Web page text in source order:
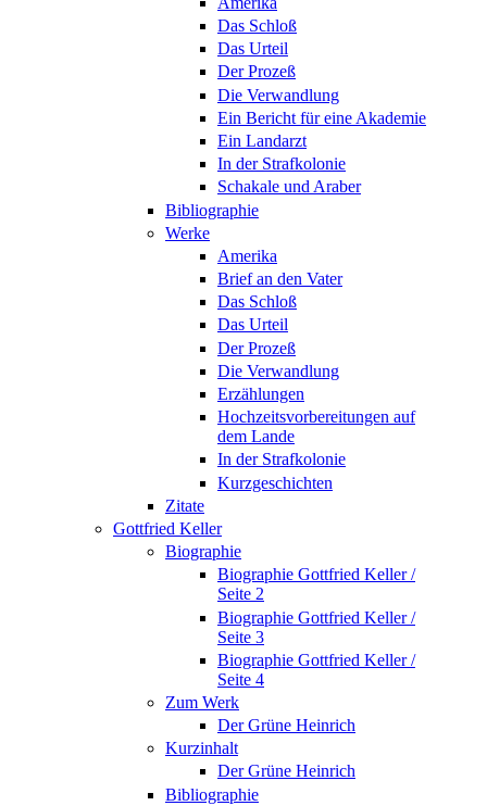
Das Schloß
Das Urteil
Der Prozeß
Die Verwandlung
Ein Bericht für eine Akademie
Ein Landarzt
In der Strafkolonie
Schakale und Araber
Bibliographie
Werke
Amerika
Brief an den Vater
Das Schloß
Das Urteil
Der Prozeß
Die Verwandlung
Erzählungen
Hochzeitsvorbereitungen auf
dem Lande
In der Strafkolonie
Kurzgeschichten
Zitate
Gottfried Keller
Biographie
Biographie Gottfried Keller /
Seite 2
Biographie Gottfried Keller /
Seite 3
Biographie Gottfried Keller /
Seite 4
Zum Werk
Der Grüne Heinrich
Kurzinhalt
Der Grüne Heinrich
Bibliographie